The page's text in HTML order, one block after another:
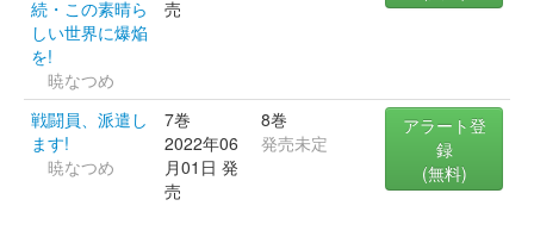
続・この素晴ら
しい世界に爆焔
を!
暁なつめ
売
戦闘員、派遣し
ます!
暁なつめ
7巻
2022年06
月01日 発
売
8巻
発売未定
アラート登
録
(無料)